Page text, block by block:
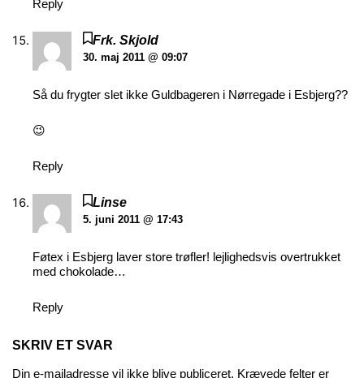
Reply
Frk. Skjold
30. maj 2011 @ 09:07
Så du frygter slet ikke Guldbageren i Nørregade i Esbjerg??
😉
Reply
Linse
5. juni 2011 @ 17:43
Føtex i Esbjerg laver store trøfler! lejlighedsvis overtrukket
med chokolade…
Reply
SKRIV ET SVAR
Din e-mailadresse vil ikke blive publiceret. Krævede felter er